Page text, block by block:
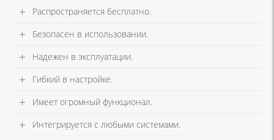
Распространяется бесплатно.
Безопасен в использовании.
Надежен в эксплуатации.
Гибкий в настройке.
Имеет огромный функционал.
Интегрируется с любыми системами.